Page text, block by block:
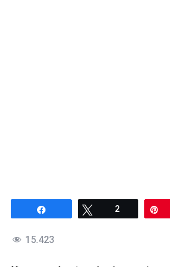
Compartir Twittear
2
15.423